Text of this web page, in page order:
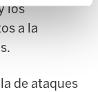
los
a la
de ataques